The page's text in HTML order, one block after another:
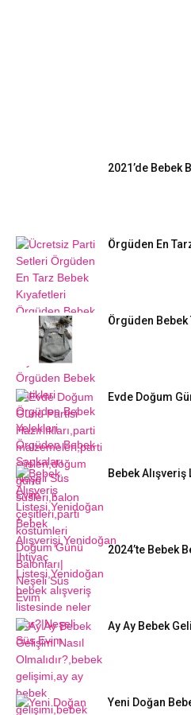
2021’de Bebek
Örgüden En
Örgüden
Evde Doğum
Bebek Alışveriş
2024’te Bebek
Ay Ay Bebek
Yeni Doğan